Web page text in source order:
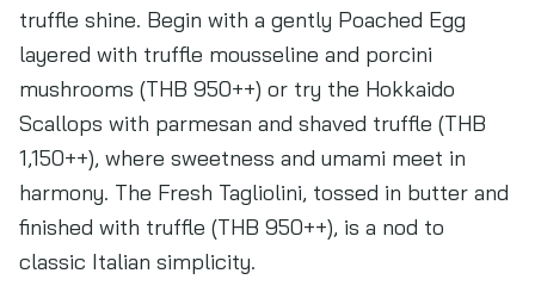
truffle shine. Begin with a gently Poached Egg
layered with truffle mousseline and porcini
mushrooms (THB 950++) or try the Hokkaido
Scallops with parmesan and shaved truffle (THB
1,150++), where sweetness and umami meet in
harmony. The Fresh Tagliolini, tossed in butter and
finished with truffle (THB 950++), is a nod to
classic Italian simplicity.